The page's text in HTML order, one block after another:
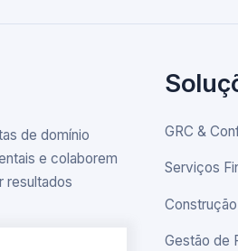
de domínio
e colaborem
resultados
GRC &
Serviços
Gestão de